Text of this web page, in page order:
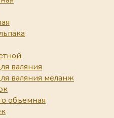
валяния
валяния меланж
объемная